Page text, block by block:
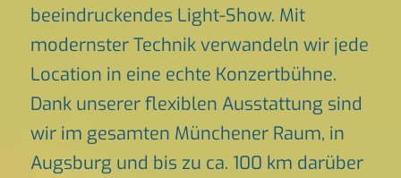
beeindruckendes Light-Show. Mit
modernster Technik verwandeln wir jede
Location in eine echte Konzertbühne.
Dank unserer flexiblen Ausstattung sind
wir im gesamten Münchener Raum, in
Augsburg und bis zu ca. 100 km darüber